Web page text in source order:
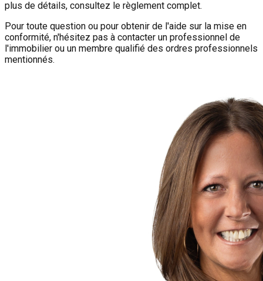
plus de détails, consultez le règlement complet.
Pour toute question ou pour obtenir de l'aide sur la mise en
conformité, n'hésitez pas à contacter un professionnel de
l'immobilier ou un membre qualifié des ordres professionnels
mentionnés.